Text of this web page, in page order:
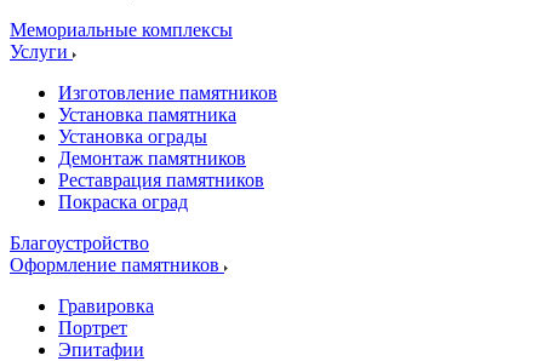
Мемориальные комплексы
Услуги
Изготовление памятников
Установка памятника
Установка ограды
Демонтаж памятников
Реставрация памятников
Покраска оград
Благоустройство
Оформление памятников
Гравировка
Портрет
Эпитафии